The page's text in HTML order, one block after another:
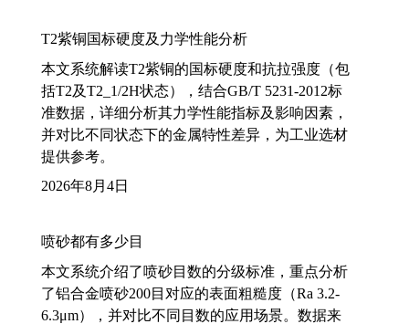
T2紫铜国标硬度及力学性能分析
本文系统解读T2紫铜的国标硬度和抗拉强度（包
括T2及T2_1/2H状态），结合GB/T 5231-2012标
准数据，详细分析其力学性能指标及影响因素，
并对比不同状态下的金属特性差异，为工业选材
提供参考。
2026年8月4日
喷砂都有多少目
本文系统介绍了喷砂目数的分级标准，重点分析
了铝合金喷砂200目对应的表面粗糙度（Ra 3.2-
6.3μm），并对比不同目数的应用场景。数据来